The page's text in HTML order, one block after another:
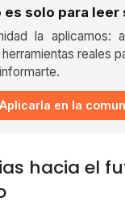
es solo para leer
la aplicamos:
reales
Aplicarla en la
hacia el